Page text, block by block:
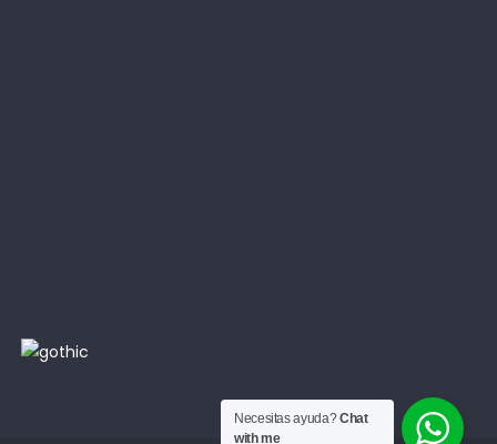
Necesitas ayuda?Chat
with me